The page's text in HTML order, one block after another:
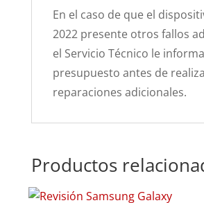
En el caso de que el
2022 presente otros fallos
el Servicio Técnico le
presupuesto antes de
reparaciones adicionales.
Productos